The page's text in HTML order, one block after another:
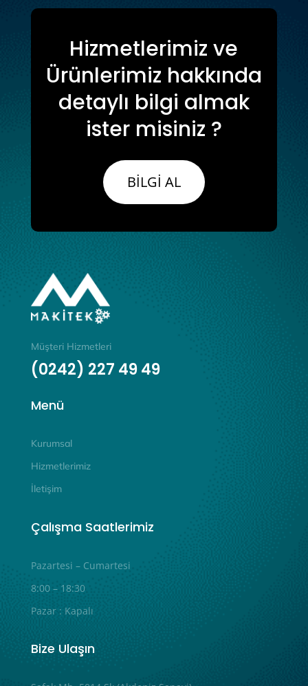
Hizmetlerimiz ve
Ürünlerimiz hakkında
detaylı bilgi almak
ister misiniz ?
BİLGİ AL
Müşteri Hizmetleri
(0242) 227 49 49
Menü
Kurumsal
Hizmetlerimiz
İletişim
Çalışma Saatlerimiz
Pazartesi – Cumartesi
8:00 – 18:30
Pazar : Kapalı
Bize Ulaşın